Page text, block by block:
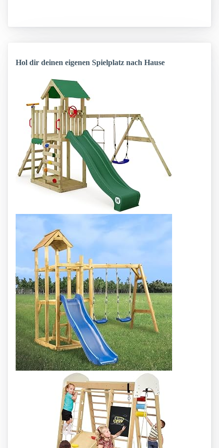
Hol dir deinen eigenen Spielplatz nach Hause